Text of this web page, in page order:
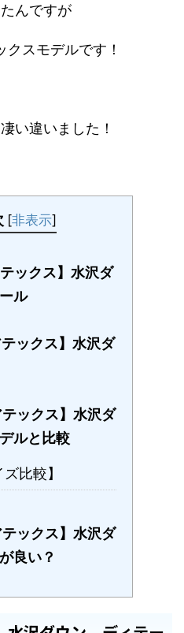
んですが
スモデルです！
い違いました！
[非表示]
ックス】水沢ダ
ル
ックス】水沢ダ
テックス】水沢ダ
ルと比較
比較】
テックス】水沢ダ
良い？